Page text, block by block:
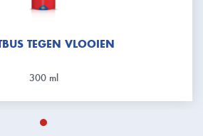
TEGEN VLOOIEN
300 ml